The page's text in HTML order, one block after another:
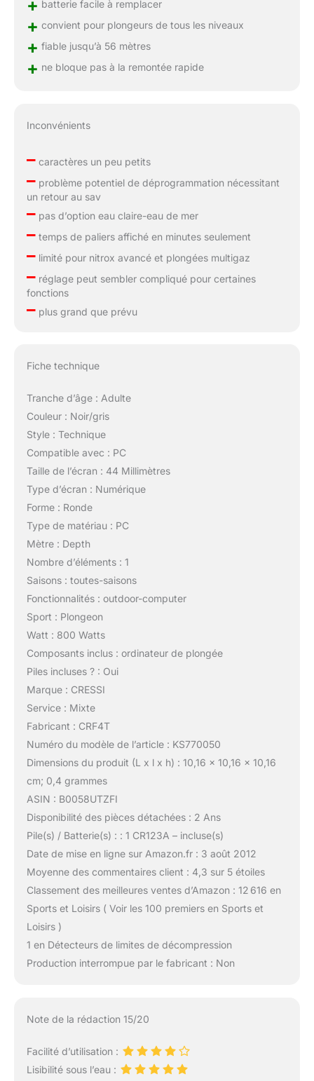
+ batterie facile à remplacer
+ convient pour plongeurs de tous les niveaux
+ fiable jusqu’à 56 mètres
+ ne bloque pas à la remontée rapide
Inconvénients
–caractères un peu petits
–problème potentiel de déprogrammation nécessitant
un retour au sav
–pas d’option eau claire-eau de mer
–temps de paliers affiché en minutes seulement
–limité pour nitrox avancé et plongées multigaz
–réglage peut sembler compliqué pour certaines
fonctions
–plus grand que prévu
Fiche technique
Tranche d’âge : Adulte
Couleur : Noir/gris
Style : Technique
Compatible avec : PC
Taille de l’écran : 44 Millimètres
Type d’écran : Numérique
Forme : Ronde
Type de matériau : PC
Mètre : Depth
Nombre d’éléments : 1
Saisons : toutes-saisons
Fonctionnalités : outdoor-computer
Sport : Plongeon
Watt : 800 Watts
Composants inclus : ordinateur de plongée
Piles incluses ? : Oui
Marque : CRESSI
Service : Mixte
Fabricant : CRF4T
Numéro du modèle de l’article : KS770050
Dimensions du produit (L x l x h) : 10,16 x 10,16 x 10,16
cm; 0,4 grammes
ASIN : B0058UTZFI
Disponibilité des pièces détachées : 2 Ans
Pile(s) / Batterie(s) : : 1 CR123A – incluse(s)
Date de mise en ligne sur Amazon.fr : 3 août 2012
Moyenne des commentaires client : 4,3 sur 5 étoiles
Classement des meilleures ventes d’Amazon : 12 616 en
Sports et Loisirs ( Voir les 100 premiers en Sports et
Loisirs )
1 en Détecteurs de limites de décompression
Production interrompue par le fabricant : Non
Note de la rédaction 15/20
Facilité d’utilisation :
Lisibilité sous l’eau :